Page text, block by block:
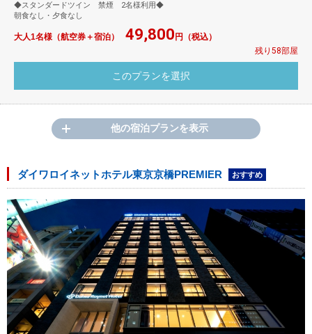
◆スタンダードツイン 禁煙 2名様利用◆
朝食なし・夕食なし
大人1名様（航空券＋宿泊） 49,800 円（税込）
残り58部屋
他の宿泊プランを表示
ダイワロイネットホテル東京京橋PREMIER おすすめ